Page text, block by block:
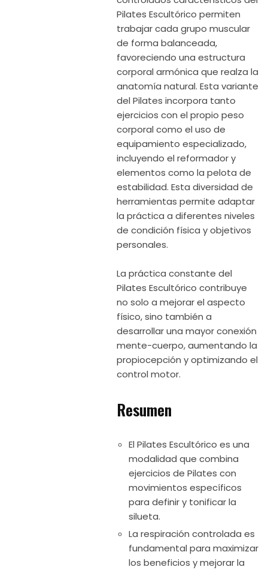
Pilates Escultórico permiten
trabajar cada grupo muscular
de forma balanceada,
favoreciendo una estructura
corporal armónica que realza la
anatomía natural. Esta variante
del Pilates incorpora tanto
ejercicios con el propio peso
corporal como el uso de
equipamiento especializado,
incluyendo el reformador y
elementos como la pelota de
estabilidad. Esta diversidad de
herramientas permite adaptar
la práctica a diferentes niveles
de condición física y objetivos
personales.
La práctica constante del
Pilates Escultórico contribuye
no solo a mejorar el aspecto
físico, sino también a
desarrollar una mayor conexión
mente-cuerpo, aumentando la
propiocepción y optimizando el
control motor.
Resumen
El Pilates Escultórico es una
modalidad que combina
ejercicios de Pilates con
movimientos específicos
para definir y tonificar la
silueta.
La respiración controlada es
fundamental para maximizar
los beneficios y mejorar la